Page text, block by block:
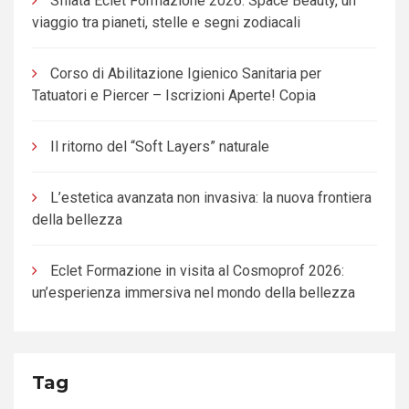
viaggio tra pianeti, stelle e segni zodiacali
Corso di Abilitazione Igienico Sanitaria per
Tatuatori e Piercer – Iscrizioni Aperte! Copia
Il ritorno del “Soft Layers” naturale
L’estetica avanzata non invasiva: la nuova frontiera
della bellezza
Eclet Formazione in visita al Cosmoprof 2026:
un’esperienza immersiva nel mondo della bellezza
Tag